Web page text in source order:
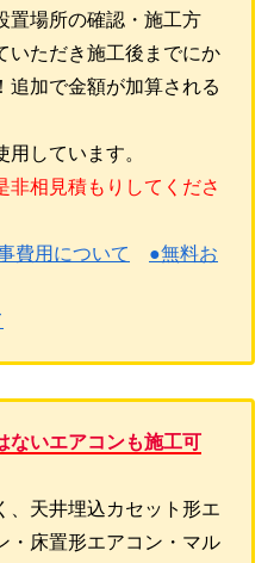
置場所の確認・施工方
いただき施工後までにか
追加で金額が加算される
しています。
非相見積もりしてくださ
費用について
●無料お
いエアコンも施工可
、天井埋込カセット形エ
・床置形エアコン・マル